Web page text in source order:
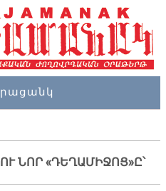
ՆՈՐ «ԴԵՂԱՄԻՋՈՑ»Ը՝